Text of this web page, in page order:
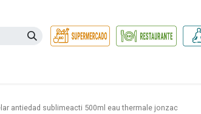
antiedad sublimeacti 500ml eau thermale jonzac